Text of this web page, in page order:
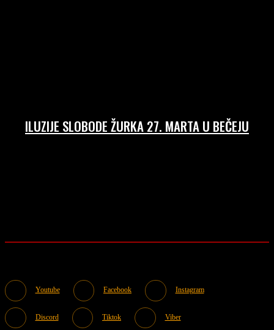
ILUZIJE SLOBODE ŽURKA 27. MARTA U BEČEJU
Youtube Facebook Instagram
Discord Tiktok Viber